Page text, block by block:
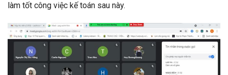
làm tốt công việc kế toán sau này.